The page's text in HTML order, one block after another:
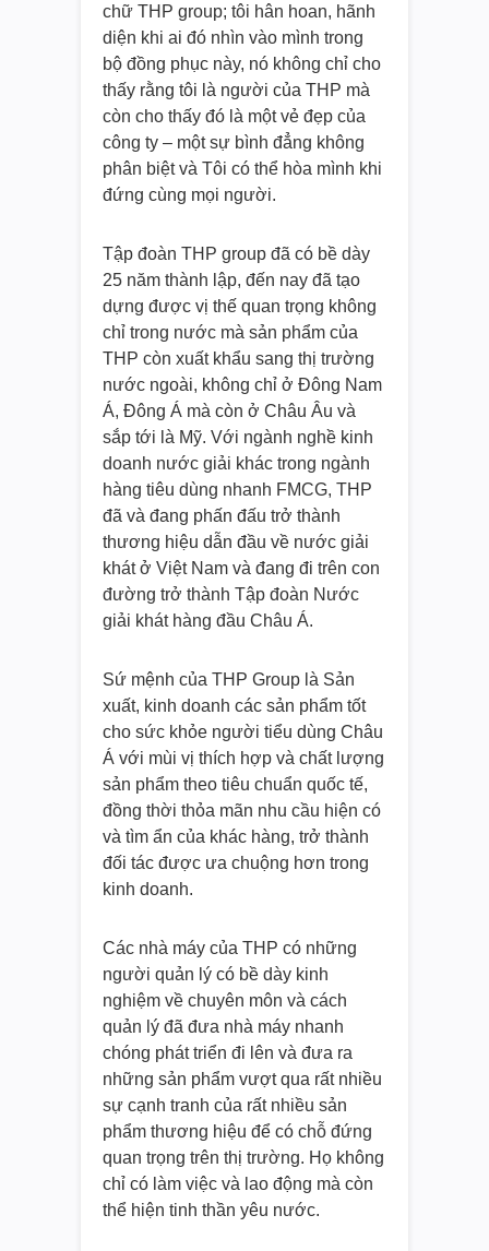
chữ THP group; tôi hân hoan, hãnh
diện khi ai đó nhìn vào mình trong
bộ đồng phục này, nó không chỉ cho
thấy rằng tôi là người của THP mà
còn cho thấy đó là một vẻ đẹp của
công ty – một sự bình đẳng không
phân biệt và Tôi có thể hòa mình khi
đứng cùng mọi người.
Tập đoàn THP group đã có bề dày
25 năm thành lập, đến nay đã tạo
dựng được vị thế quan trọng không
chỉ trong nước mà sản phẩm của
THP còn xuất khẩu sang thị trường
nước ngoài, không chỉ ở Đông Nam
Á, Đông Á mà còn ở Châu Âu và
sắp tới là Mỹ. Với ngành nghề kinh
doanh nước giải khác trong ngành
hàng tiêu dùng nhanh FMCG, THP
đã và đang phấn đấu trở thành
thương hiệu dẫn đầu về nước giải
khát ở Việt Nam và đang đi trên con
đường trở thành Tập đoàn Nước
giải khát hàng đầu Châu Á.
Sứ mệnh của THP Group là Sản
xuất, kinh doanh các sản phẩm tốt
cho sức khỏe người tiểu dùng Châu
Á với mùi vị thích hợp và chất lượng
sản phẩm theo tiêu chuẩn quốc tế,
đồng thời thỏa mãn nhu cầu hiện có
và tìm ẩn của khác hàng, trở thành
đối tác được ưa chuộng hơn trong
kinh doanh.
Các nhà máy của THP có những
người quản lý có bề dày kinh
nghiệm về chuyên môn và cách
quản lý đã đưa nhà máy nhanh
chóng phát triển đi lên và đưa ra
những sản phẩm vượt qua rất nhiều
sự cạnh tranh của rất nhiều sản
phẩm thương hiệu để có chỗ đứng
quan trọng trên thị trường. Họ không
chỉ có làm việc và lao động mà còn
thể hiện tinh thần yêu nước.